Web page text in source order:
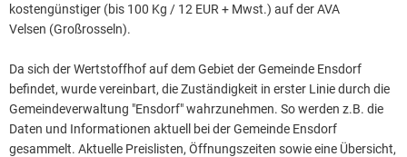
kostengünstiger (bis 100 Kg / 12 EUR + Mwst.) auf der AVA
Velsen (Großrosseln).
Da sich der Wertstoffhof auf dem Gebiet der Gemeinde Ensdorf
befindet, wurde vereinbart, die Zuständigkeit in erster Linie durch die
Gemeindeverwaltung "Ensdorf" wahrzunehmen. So werden z.B. die
Daten und Informationen aktuell bei der Gemeinde Ensdorf
gesammelt. Aktuelle Preislisten, Öffnungszeiten sowie eine Übersicht,